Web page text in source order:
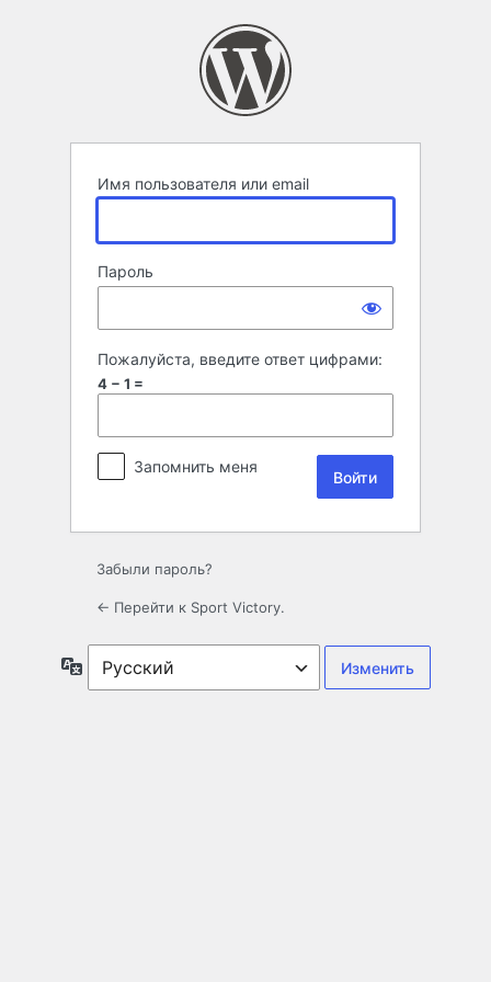
Имя пользователя или email
Пароль
Пожалуйста, введите ответ цифрами:
4 − 1 =
Запомнить меня
Забыли пароль?
← Перейти к Sport Victory.
Язык